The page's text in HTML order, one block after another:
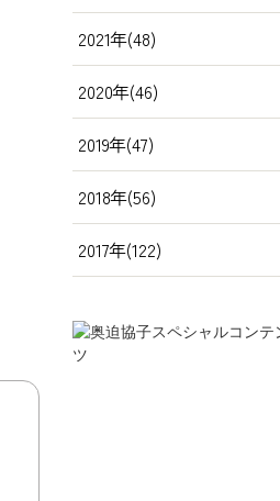
2021年(48)
2020年(46)
2019年(47)
2018年(56)
2017年(122)